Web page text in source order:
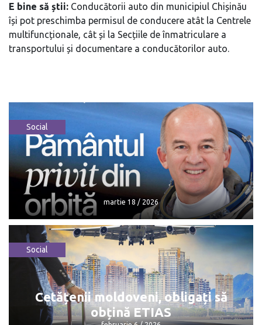
E bine să știi: Conducătorii auto din municipiul Chișinău
își pot preschimba permisul de conducere atât la Centrele
multifuncționale, cât și la Secțiile de înmatriculare a
transportului și documentare a conducătorilor auto.
Social
martie 18 / 2026
martie 18 / 2026
Social
Cetățenii moldoveni, obligați să
obțină ETIAS